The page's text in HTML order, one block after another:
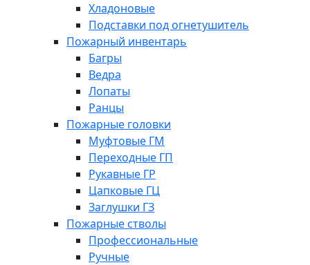
Хладоновые
Подставки под огнетушитель
Пожарный инвентарь
Багры
Ведра
Лопаты
Ранцы
Пожарные головки
Муфтовые ГМ
Переходные ГП
Рукавные ГР
Цапковые ГЦ
Заглушки ГЗ
Пожарные стволы
Профессиональные
Ручные